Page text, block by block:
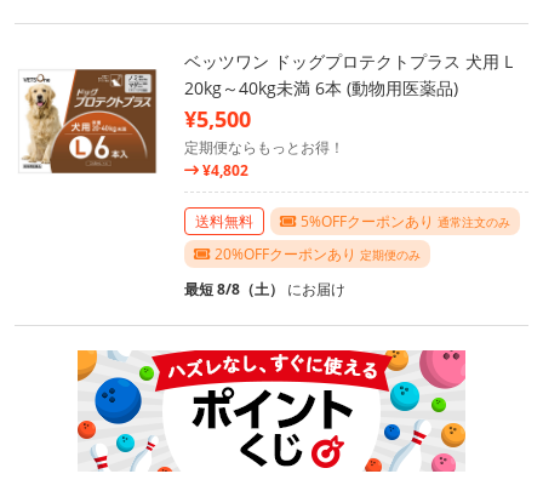
ベッツワン ドッグプロテクトプラス 犬用 L
20kg～40kg未満 6本 (動物用医薬品)
¥5,500
定期便ならもっとお得！
¥4,802
送料無料 5%OFFクーポンあり 通常注文のみ
20%OFFクーポンあり 定期便のみ
最短 8/8（土） にお届け